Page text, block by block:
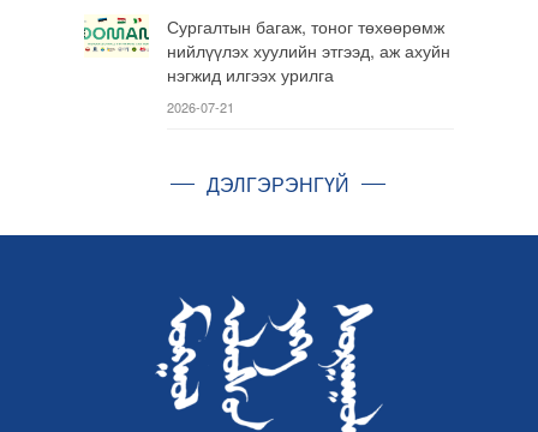
Сургалтын багаж, тоног төхөөрөмж
нийлүүлэх хуулийн этгээд, аж ахуйн
нэгжид илгээх урилга
2026-07-21
ДЭЛГЭРЭНГҮЙ